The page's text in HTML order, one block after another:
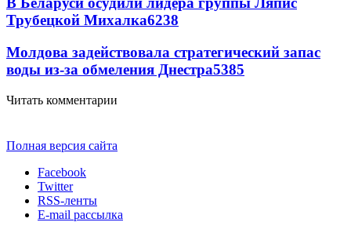
Трубецкой Михалка6238
Молдова задействовала стратегический запас
воды из-за обмеления Днестра5385
Читать комментарии
Полная версия сайта
Facebook
Twitter
RSS-ленты
E-mail рассылка